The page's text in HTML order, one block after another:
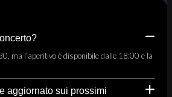
ma l’aperitivo è disponibile dalle 18:00 e la
aggiornato sui prossimi